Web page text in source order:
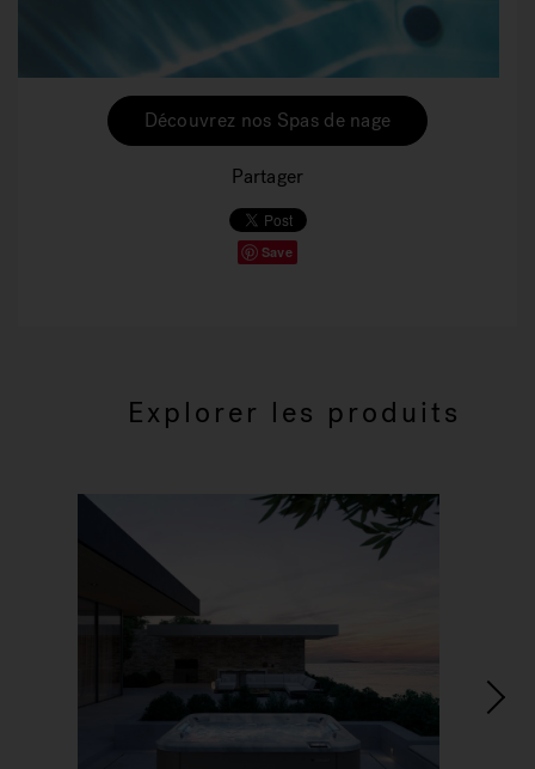
Découvrez nos Spas de nage
Partager
Save
Explorer les produits